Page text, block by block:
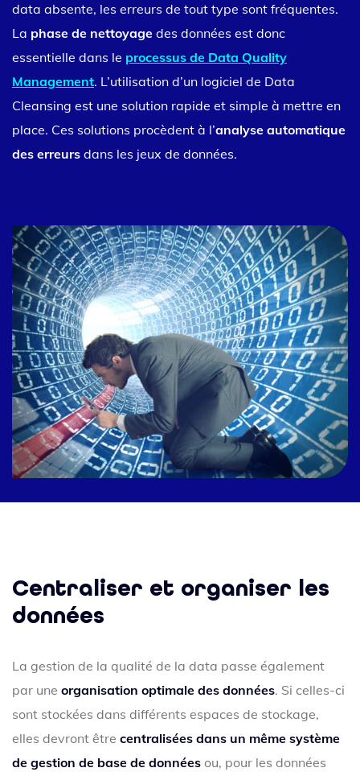
data absente, les erreurs de tout type sont fréquentes.
La phase de nettoyage des données est donc
essentielle dans le processus de Data Quality
Management. L’utilisation d’un logiciel de Data
Cleansing est une solution rapide et simple à mettre en
place. Ces solutions procèdent à l’analyse automatique
des erreurs dans les jeux de données.
Centraliser et organiser les
données
La gestion de la qualité de la data passe également
par une organisation optimale des données. Si celles-ci
sont stockées dans différents espaces de stockage,
elles devront être centralisées dans un même système
de gestion de base de données ou, pour les données